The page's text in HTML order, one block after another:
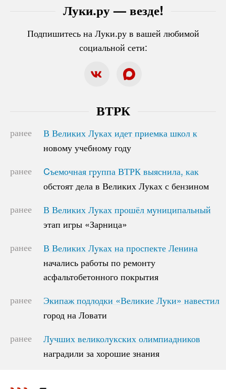
Луки.ру — везде!
Подпишитесь на Луки.ру в вашей любимой
социальной сети:
ВТРК
ранее
В Великих Луках идет приемка школ к
новому учебному году
В Великих Луках идет приемка школ к
новому учебному году
ранее
Cъемочная группа ВТРК выяснила, как
обстоят дела в Великих Луках с бензином
Cъемочная группа ВТРК выяснила, как
обстоят дела в Великих Луках с бензином
ранее
В Великих Луках прошёл муниципальный
этап игры «Зарница»
В Великих Луках прошёл муниципальный
этап игры «Зарница»
ранее
В Великих Луках на проспекте Ленина
начались работы по ремонту
асфальтобетонного покрытия
В Великих Луках на проспекте Ленина
начались работы по ремонту
асфальтобетонного покрытия
ранее
Экипаж подлодки «Великие Луки» навестил
город на Ловати
Экипаж подлодки «Великие Луки» навестил
город на Ловати
ранее
Лучших великолукских олимпиадников
наградили за хорошие знания
Лучших великолукских олимпиадников
наградили за хорошие знания